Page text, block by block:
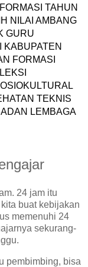
TAHUN
NILAI AMBANG
GURU
KABUPATEN
FORMASI
TEKNIS
LEMBAGA
24 jam itu
buat kebijakan
memenuhi 24
sekurang-
pembimbing, bisa